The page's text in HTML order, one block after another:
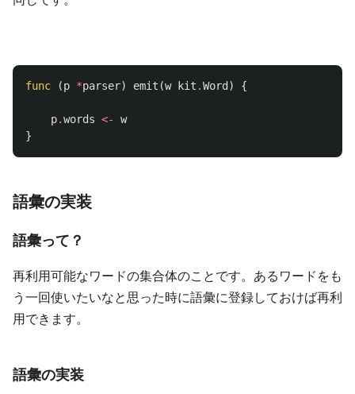
func (p *parser) emit (w kit .Word ) {
p.words <-
w
}
語彙の実装
語彙って？
再利用可能なワードの集合体のことです。あるワードをも
う一回使いたいなと思った時に語彙に登録しておけば再利
用できます。
語彙の実装